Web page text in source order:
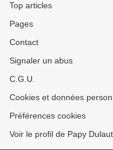
Top articles
Pages
Contact
Signaler un abus
C.G.U.
Cookies et données
Préférences cookies
Voir le profil de Papy